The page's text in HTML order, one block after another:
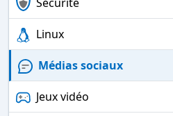
Linux
Médias sociaux
Jeux vidéo